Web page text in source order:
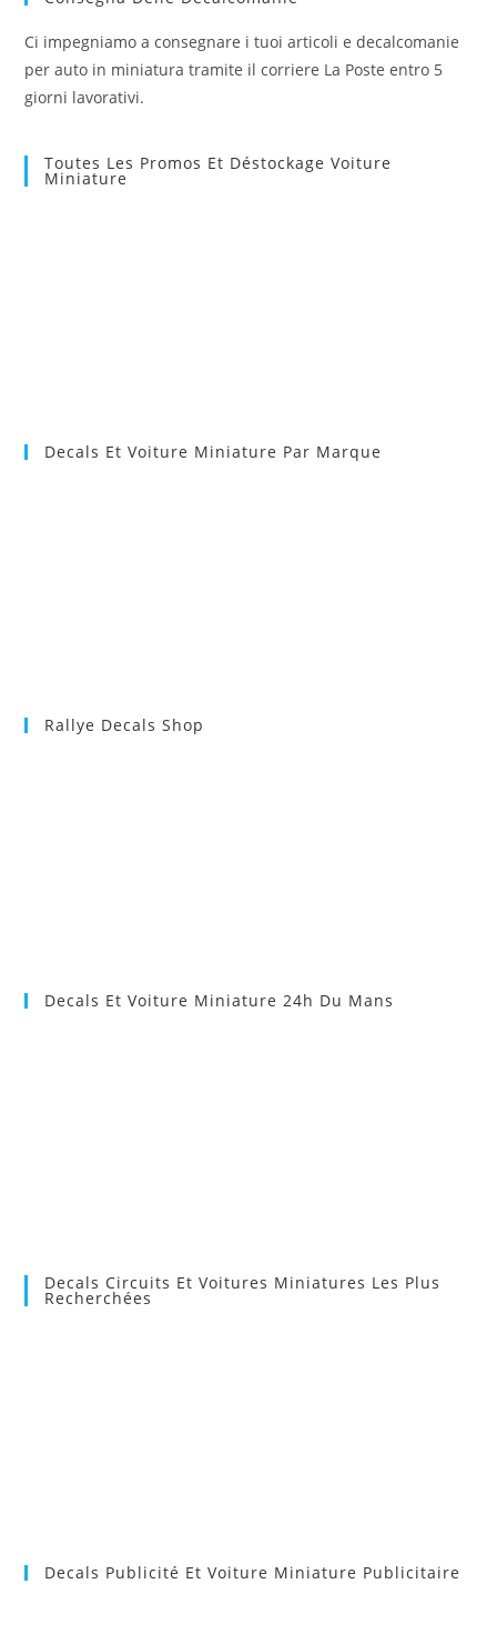
Ci impegniamo a consegnare i tuoi articoli e decalcomanie
per auto in miniatura tramite il corriere La Poste entro 5
giorni lavorativi.
Toutes Les Promos Et Déstockage Voiture
Miniature
Decals Et Voiture Miniature Par Marque
Rallye Decals Shop
Decals Et Voiture Miniature 24h Du Mans
Decals Circuits Et Voitures Miniatures Les Plus
Recherchées
Decals Publicité Et Voiture Miniature Publicitaire